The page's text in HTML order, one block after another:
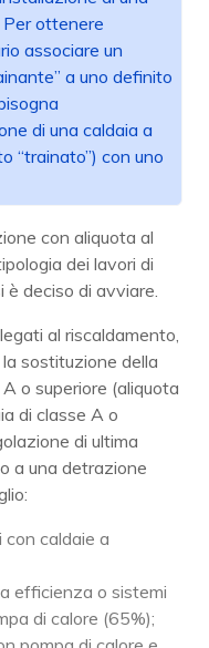
ottenere
associare un
a uno definito
di una caldaia a
“trainato”) con uno
con aliquota al
dei lavori di
deciso di avviare.
al riscaldamento,
sostituzione della
o superiore (aliquota
di classe A o
di ultima
a una detrazione
caldaie a
efficienza o sistemi
di calore (65%);